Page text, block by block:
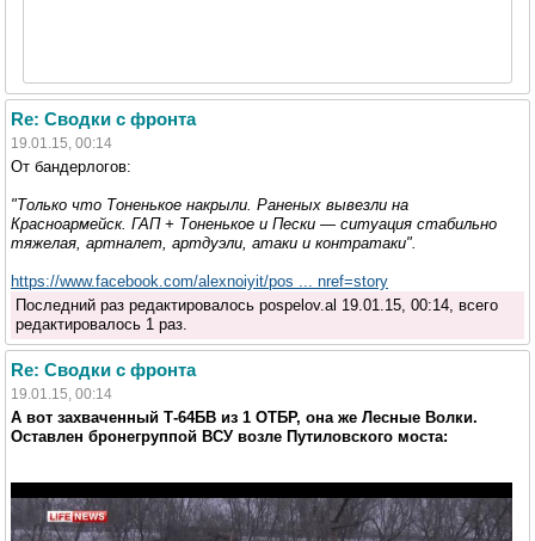
Re: Сводки с фронта
19.01.15, 00:14
От бандерлогов:
"Только что Тоненькое накрыли. Раненых вывезли на
Красноармейск. ГАП + Тоненькое и Пески — ситуация стабильно
тяжелая, артналет, артдуэли, атаки и контратаки".
https://www.facebook.com/alexnoiyit/pos ... nref=story
Последний раз редактировалось pospelov.al 19.01.15, 00:14, всего
редактировалось 1 раз.
Re: Сводки с фронта
19.01.15, 00:14
А вот захваченный Т-64БВ из 1 ОТБР, она же Лесные Волки.
Оставлен бронегруппой ВСУ возле Путиловского моста: